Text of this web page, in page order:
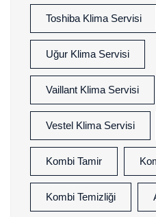
Toshiba Klima Servisi
Uğur Klima Servisi
Vaillant Klima Servisi
Vestel Klima Servisi
Kombi Tamir
Kombi Temizliği